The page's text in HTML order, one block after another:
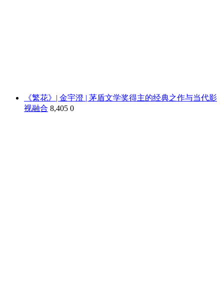
《繁花》| 金宇澄 | 茅盾文学奖得主的经典之作与当代影
视融合 8,405 0